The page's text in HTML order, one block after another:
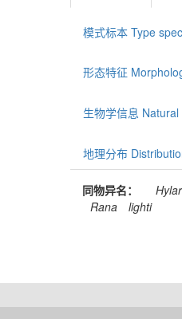
模式标本 Type
形态特征
生物学信息
地理分布
同物异名：
Rana
lighti